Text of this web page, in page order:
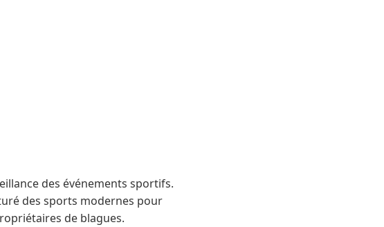
des événements sportifs.
des sports modernes pour
de blagues.